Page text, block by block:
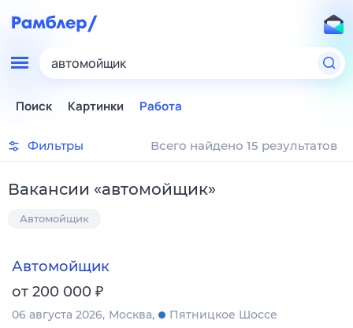
автомойщик
Поиск Картинки Работа
Фильтры Всего найдено 15 результатов
Вакансии «автомойщик»
Автомойщик
Автомойщик
от 200 000 ₽
06 августа 2026 Москва
Пятницкое Шоссе